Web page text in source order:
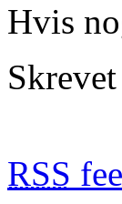
Hvis
RSS